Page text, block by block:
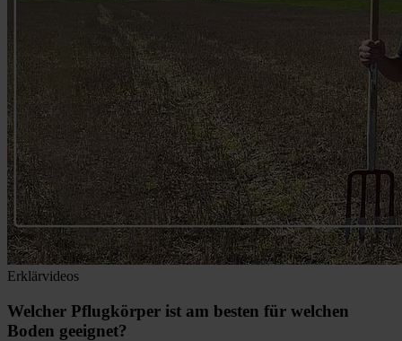
Erklärvideos
Welcher Pflugkörper ist am besten für welchen
Boden geeignet?